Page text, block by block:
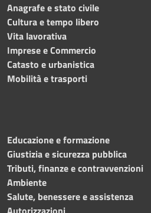
Anagrafe e stato civile
Cultura e tempo libero
Vita lavorativa
Imprese e Commercio
Catasto e urbanistica
Mobilità e trasporti
Educazione e formazione
Giustizia e sicurezza pubblica
Tributi, finanze e contravvenzioni
Ambiente
Salute, benessere e assistenza